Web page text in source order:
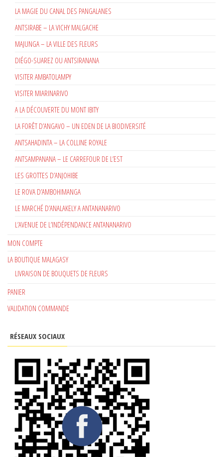
LA MAGIE DU CANAL DES PANGALANES
ANTSIRABE – LA VICHY MALGACHE
MAJUNGA – LA VILLE DES FLEURS
DIÉGO-SUAREZ OU ANTSIRANANA
VISITER AMBATOLAMPY
VISITER MIARINARIVO
A LA DÉCOUVERTE DU MONT IBITY
LA FORÊT D’ANGAVO – UN EDEN DE LA BIODIVERSITÉ
ANTSAHADINTA – LA COLLINE ROYALE
ANTSAMPANANA – LE CARREFOUR DE L’EST
LES GROTTES D’ANJOHIBE
LE ROVA D’AMBOHIMANGA
LE MARCHÉ D’ANALAKELY A ANTANANARIVO
L’AVENUE DE L’INDÉPENDANCE ANTANANARIVO
MON COMPTE
LA BOUTIQUE MALAGASY
LIVRAISON DE BOUQUETS DE FLEURS
PANIER
VALIDATION COMMANDE
RÉSEAUX SOCIAUX